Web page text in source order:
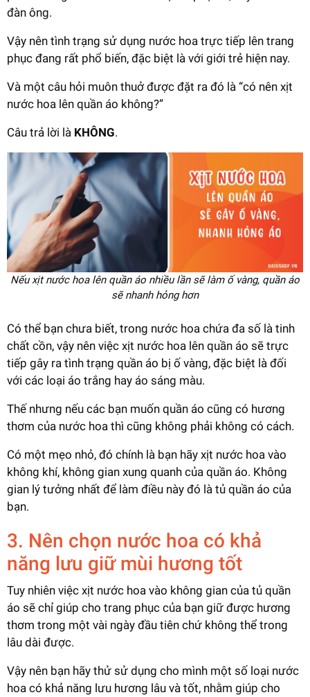
đàn ông.
Vậy nên tình trạng sử dụng nước hoa trực tiếp lên trang
phục đang rất phổ biến, đặc biệt là với giới trẻ hiện nay.
Và một câu hỏi muôn thuở được đặt ra đó là “có nên xịt
nước hoa lên quần áo không?”
Câu trả lời là KHÔNG.
Nếu xịt nước hoa lên quần áo nhiều lần sẽ làm ố vàng, quần áo
sẽ nhanh hỏng hơn
Có thể bạn chưa biết, trong nước hoa chứa đa số là tinh
chất cồn, vậy nên việc xịt nước hoa lên quần áo sẽ trực
tiếp gây ra tình trạng quần áo bị ố vàng, đặc biệt là đối
với các loại áo trắng hay áo sáng màu.
Thế nhưng nếu các bạn muốn quần áo cũng có hương
thơm của nước hoa thì cũng không phải không có cách.
Có một mẹo nhỏ, đó chính là bạn hãy xịt nước hoa vào
không khí, không gian xung quanh của quần áo. Không
gian lý tưởng nhất để làm điều này đó là tủ quần áo của
bạn.
3. Nên chọn nước hoa có khả
năng lưu giữ mùi hương tốt
Tuy nhiên việc xịt nước hoa vào không gian của tủ quần
áo sẽ chỉ giúp cho trang phục của bạn giữ được hương
thơm trong một vài ngày đầu tiên chứ không thể trong
lâu dài được.
Vậy nên bạn hãy thử sử dụng cho mình một số loại nước
hoa có khả năng lưu hương lâu và tốt, nhằm giúp cho